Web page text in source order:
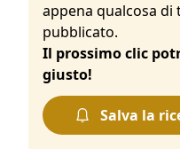
appena qualcosa
pubblicato.
Il prossimo clic
giusto!
Salva la